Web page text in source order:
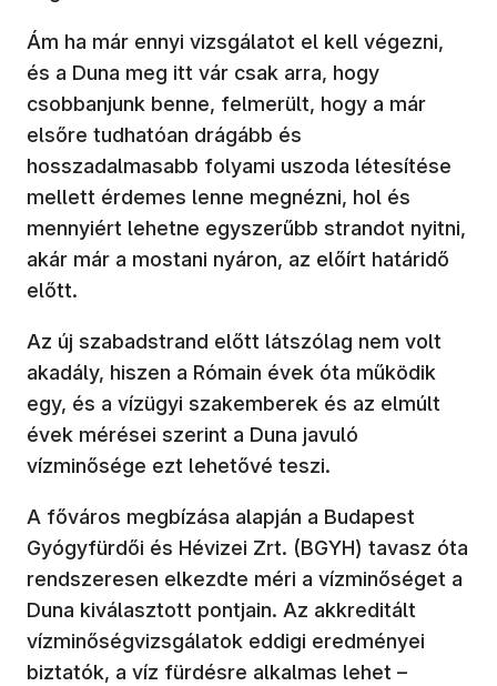
Ám ha már ennyi vizsgálatot el kell végezni,
és a Duna meg itt vár csak arra, hogy
csobbanjunk benne, felmerült, hogy a már
elsőre tudhatóan drágább és
hosszadalmasabb folyami uszoda létesítése
mellett érdemes lenne megnézni, hol és
mennyiért lehetne egyszerűbb strandot nyitni,
akár már a mostani nyáron, az előírt határidő
előtt.
Az új szabadstrand előtt látszólag nem volt
akadály, hiszen a Rómain évek óta működik
egy, és a vízügyi szakemberek és az elmúlt
évek mérései szerint a Duna javuló
vízminősége ezt lehetővé teszi.
A főváros megbízása alapján a Budapest
Gyógyfürdői és Hévizei Zrt. (BGYH) tavasz óta
rendszeresen elkezdte méri a vízminőséget a
Duna kiválasztott pontjain. Az akkreditált
vízminőségvizsgálatok eddigi eredményei
biztatók, a víz fürdésre alkalmas lehet –